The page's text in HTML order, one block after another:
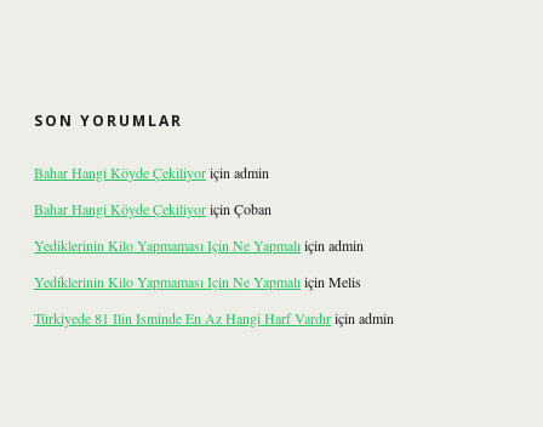
SON YORUMLAR
Bahar Hangi Köyde Çekiliyoriçin admin
Bahar Hangi Köyde Çekiliyoriçin Çoban
Yediklerinin Kilo Yapmaması Için Ne Yapmalıiçin admin
Yediklerinin Kilo Yapmaması Için Ne Yapmalıiçin Melis
Türkiyede 81 Ilin Isminde En Az Hangi Harf Vardıriçin admin